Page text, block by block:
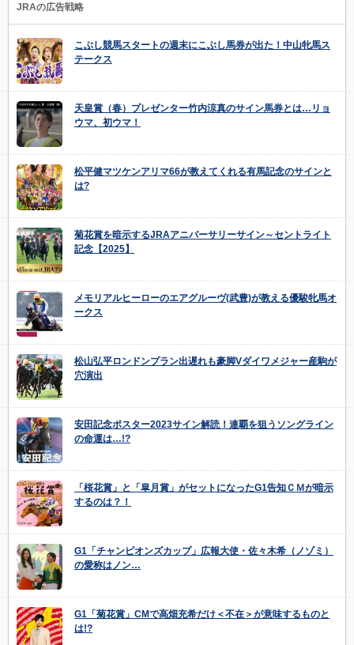
JRAの広告戦略
こぶし競馬スタートの週末にこぶし馬券が出た！中山牝馬ス
テークス
天皇賞（春）プレゼンター竹内涼真のサイン馬券とは…リョ
ウマ、初ウマ！
松平健マツケンアリマ66が教えてくれる有馬記念のサインと
は?
菊花賞を暗示するJRAアニバーサリーサイン～セントライト
記念【2025】
メモリアルヒーローのエアグルーヴ(武豊)が教える優駿牝馬オ
ークス
松山弘平ロンドンプラン出遅れも豪脚Vダイワメジャー産駒が
穴演出
安田記念ポスター2023サイン解読！連覇を狙うソングライン
の命運は…!?
「桜花賞」と「皐月賞」がセットになったG1告知ＣＭが暗示
するのは？！
G1「チャンピオンズカップ」広報大使・佐々木希（ノゾミ）
の愛称はノン…
G1「菊花賞」CMで高畑充希だけ＜不在＞が意味するものと
は!?